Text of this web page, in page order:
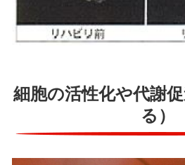
細胞の活性化や代謝
る）